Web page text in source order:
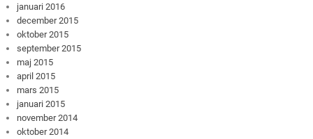
januari 2016
december 2015
oktober 2015
september 2015
maj 2015
april 2015
mars 2015
januari 2015
november 2014
oktober 2014